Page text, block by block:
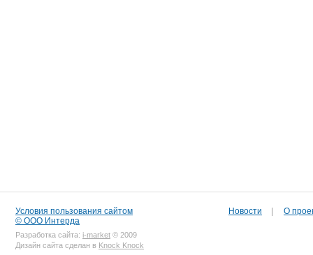
Условия пользования сайтом
© ООО Интерда
Разработка сайта: i-market © 2009
Дизайн сайта сделан в Knock Knock
Новости О